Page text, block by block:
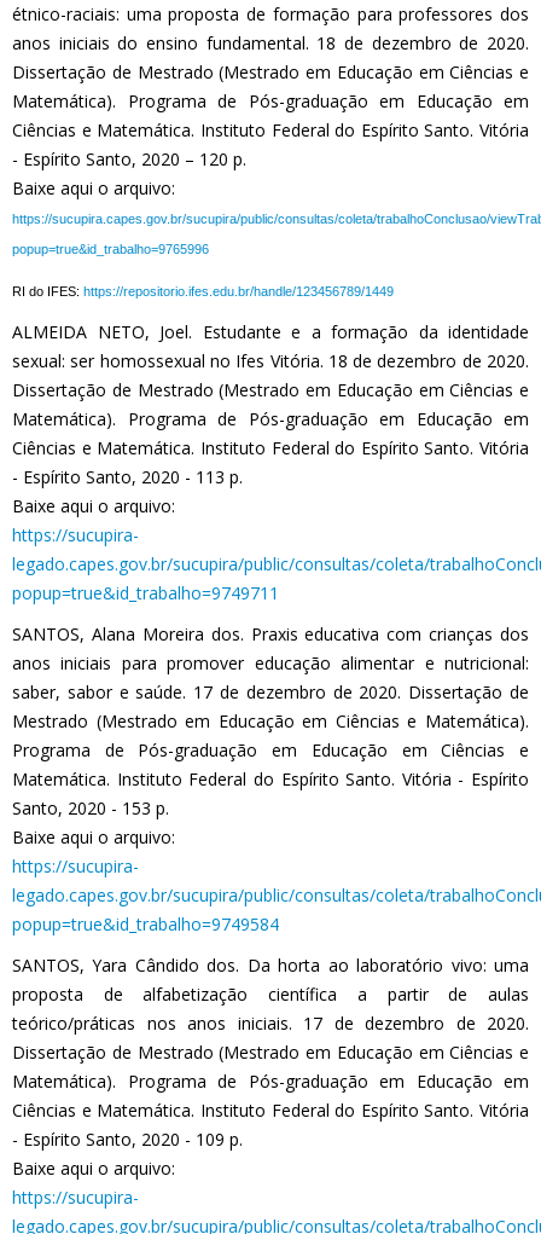
étnico-raciais: uma proposta de formação para professores dos
anos iniciais do ensino fundamental. 18 de dezembro de 2020.
Dissertação de Mestrado (Mestrado em Educação em Ciências e
Matemática). Programa de Pós-graduação em Educação em
Ciências e Matemática. Instituto Federal do Espírito Santo. Vitória
- Espírito Santo, 2020 – 120 p.
Baixe aqui o arquivo:
https://sucupira.capes.gov.br/sucupira/public/consultas/coleta/trabalhoConclusao/
popup=true&id_trabalho=9765996
RI do IFES: https://repositorio.ifes.edu.br/handle/123456789/1449
ALMEIDA NETO, Joel. Estudante e a formação da identidade
sexual: ser homossexual no Ifes Vitória. 18 de dezembro de 2020.
Dissertação de Mestrado (Mestrado em Educação em Ciências e
Matemática). Programa de Pós-graduação em Educação em
Ciências e Matemática. Instituto Federal do Espírito Santo. Vitória
- Espírito Santo, 2020 - 113 p.
Baixe aqui o arquivo:
https://sucupira-
legado.capes.gov.br/sucupira/public/consultas/coleta/
popup=true&id_trabalho=9749711
SANTOS, Alana Moreira dos. Praxis educativa com crianças dos
anos iniciais para promover educação alimentar e nutricional:
saber, sabor e saúde. 17 de dezembro de 2020. Dissertação de
Mestrado (Mestrado em Educação em Ciências e Matemática).
Programa de Pós-graduação em Educação em Ciências e
Matemática. Instituto Federal do Espírito Santo. Vitória - Espírito
Santo, 2020 - 153 p.
Baixe aqui o arquivo:
https://sucupira-
legado.capes.gov.br/sucupira/public/consultas/coleta/
popup=true&id_trabalho=9749584
SANTOS, Yara Cândido dos. Da horta ao laboratório vivo: uma
proposta de alfabetização científica a partir de aulas
teórico/práticas nos anos iniciais. 17 de dezembro de 2020.
Dissertação de Mestrado (Mestrado em Educação em Ciências e
Matemática). Programa de Pós-graduação em Educação em
Ciências e Matemática. Instituto Federal do Espírito Santo. Vitória
- Espírito Santo, 2020 - 109 p.
Baixe aqui o arquivo:
https://sucupira-
legado.capes.gov.br/sucupira/public/consultas/coleta/